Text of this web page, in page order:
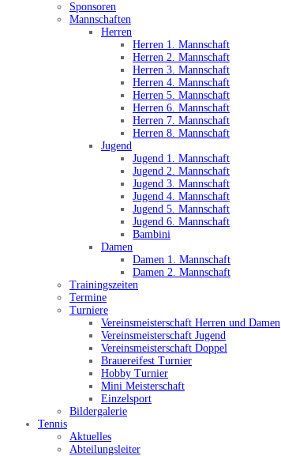
Sponsoren
Mannschaften
Herren
Herren 1. Mannschaft
Herren 2. Mannschaft
Herren 3. Mannschaft
Herren 4. Mannschaft
Herren 5. Mannschaft
Herren 6. Mannschaft
Herren 7. Mannschaft
Herren 8. Mannschaft
Jugend
Jugend 1. Mannschaft
Jugend 2. Mannschaft
Jugend 3. Mannschaft
Jugend 4. Mannschaft
Jugend 5. Mannschaft
Jugend 6. Mannschaft
Bambini
Damen
Damen 1. Mannschaft
Damen 2. Mannschaft
Trainingszeiten
Termine
Turniere
Vereinsmeisterschaft Herren und Damen
Vereinsmeisterschaft Jugend
Vereinsmeisterschaft Doppel
Brauereifest Turnier
Hobby Turnier
Mini Meisterschaft
Einzelsport
Bildergalerie
Tennis
Aktuelles
Abteilungsleiter